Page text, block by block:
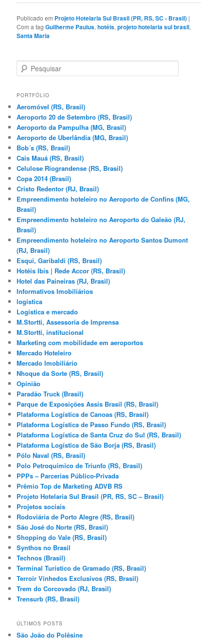
Publicado em Projeto Hotelaria Sul Brasil (PR, RS, SC - Brasil) |
Com a tagGuilherme Paulus,hotéis,projeto hotelaria sul brasil,
Santa Maria
e
q
i
s
a
r
PORTFÓLIO
Aeromóvel (RS, Brasil)
Aeroporto 20 de Setembro (RS, Brasil)
Aeroporto da Pampulha (MG, Brasil)
Aeroporto de Uberlândia (MG, Brasil)
Bob´s (RS, Brasil)
Cais Mauá (RS, Brasil)
Celulose Riograndense (RS, Brasil)
Copa 2014 (Brasil)
Cristo Redentor (RJ, Brasil)
Empreendimento hoteleiro no Aeroporto de Confins (MG,
Brasil)
Empreendimento hoteleiro no Aeroporto do Galeão (RJ,
Brasil)
Empreendimento hoteleiro no Aeroporto Santos Dumont
(RJ, Brasil)
Esqui, Garibaldi (RS, Brasil)
Hotéis Ibis | Rede Accor (RS, Brasil)
Hotel das Paineiras (RJ, Brasil)
Informativos Imobiliários
logística
Logística e mercado
M.Stortti, Assessoria de Imprensa
M.Stortti, institucional
Marketing com mobilidade em aeroportos
Mercado Hoteleiro
Mercado Imobiliário
Nhoque da Sorte (RS, Brasil)
Opinião
Paradão Truck (Brasil)
Parque de Exposições Assis Brasil (RS, Brasil)
Plataforma Logística de Canoas (RS, Brasil)
Plataforma Logística de Passo Fundo (RS, Brasil)
Plataforma Logística de Santa Cruz do Sul (RS, Brasil)
Plataforma Logística de São Borja (RS, Brasil)
Pólo Naval (RS, Brasil)
Polo Petroquímico de Triunfo (RS, Brasil)
PPPs – Parcerias Público-Privada
Prêmio Top de Marketing ADVB RS
Projeto Hotelaria Sul Brasil (PR, RS, SC – Brasil)
Projetos sociais
Rodoviária de Porto Alegre (RS, Brasil)
São José do Norte (RS, Brasil)
Shopping do Vale (RS, Brasil)
Synthos no Brasil
Technos (Brasil)
Terminal Turístico de Gramado (RS, Brasil)
Terroir Vinhedos Exclusivos (RS, Brasil)
Trem do Corcovado (RJ, Brasil)
Trensurb (RS, Brasil)
ÚLTIMOS POSTS
São João do Polêsine